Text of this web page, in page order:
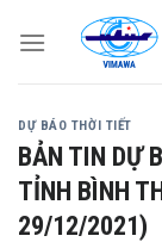
DỰ BÁO THỜI TIẾT
BẢN TIN DỰ
TỈNH BÌNH
29/12/2021)